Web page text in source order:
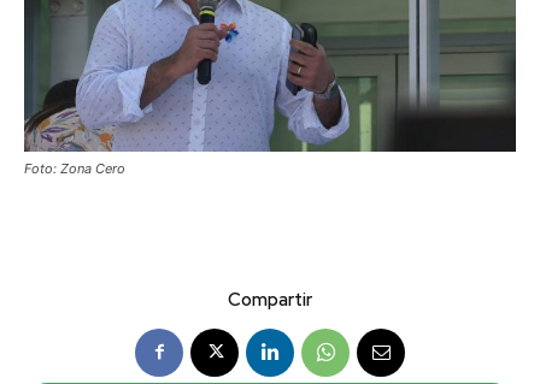
Foto: Zona Cero
Compartir